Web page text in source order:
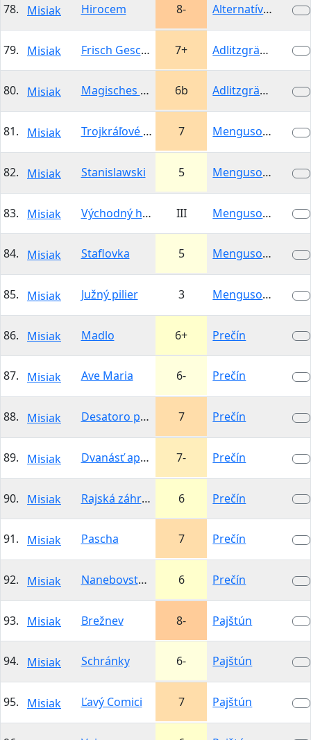
78. Misiak Hirocem 8- Alternatívna…
79. Misiak Frisch Geschottert 7+ Adlitzgräben
80. Misiak Magisches Musli 6b Adlitzgräben
81. Misiak Trojkráľové limby 7 Mengusovská…
82. Misiak Stanislawski 5 Mengusovská…
83. Misiak Východný hrebeň III Mengusovská…
84. Misiak Staflovka 5 Mengusovská…
85. Misiak Južný pilier 3 Mengusovská…
86. Misiak Madlo 6+ Prečín
87. Misiak Ave Maria 6- Prečín
88. Misiak Desatoro prikázaní 7 Prečín
89. Misiak Dvanásť apoštolov 7- Prečín
90. Misiak Rajská záhrada 6 Prečín
91. Misiak Pascha 7 Prečín
92. Misiak Nanebovstúpenie 6 Prečín
93. Misiak Brežnev 8- Pajštún
94. Misiak Schránky 6- Pajštún
95. Misiak Ľavý Comici 7 Pajštún